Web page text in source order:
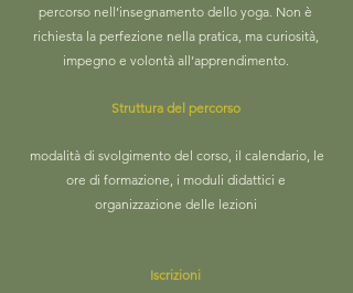
percorso nell’insegnamento dello yoga. Non è
richiesta la perfezione nella pratica, ma curiosità,
impegno e volontà all’apprendimento.
Struttura del percorso
modalità di svolgimento del corso, il calendario, le
ore di formazione, i moduli didattici e
organizzazione delle lezioni
Iscrizioni